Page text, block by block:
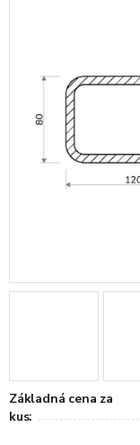
Základná cena za
kus: